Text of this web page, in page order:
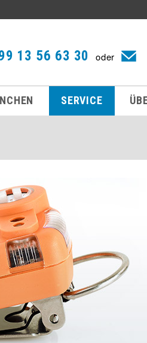
13 56 63 30 oder
SERVICE